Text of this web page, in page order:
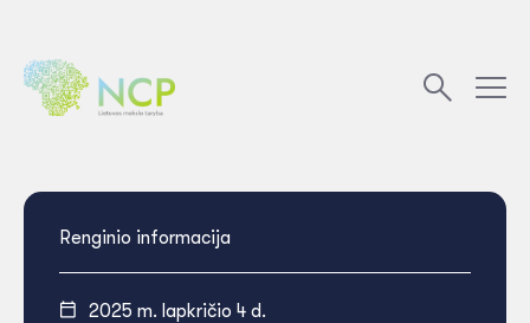
Renginio informacija
2025 m. lapkričio 4 d.